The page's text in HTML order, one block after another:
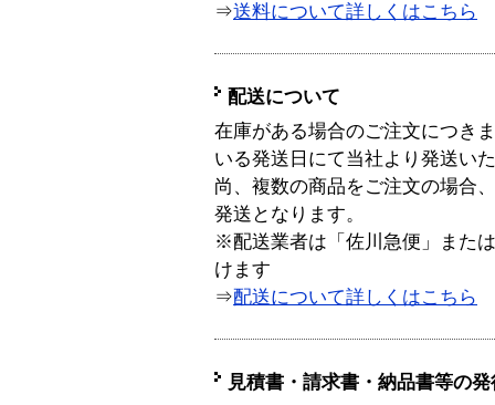
⇒送料について詳しくはこちら
配送について
在庫がある場合のご注文につき
いる発送日にて当社より発送い
尚、複数の商品をご注文の場合
発送となります。
※配送業者は「佐川急便」また
けます
⇒配送について詳しくはこちら
見積書・請求書・納品書等の